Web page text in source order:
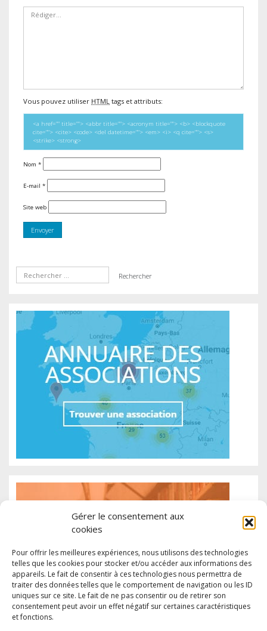
Gérer le consentement aux
cookies
Pour offrir les meilleures expériences, nous utilisons des technologies
telles que les cookies pour stocker et/ou accéder aux informations des
appareils. Le fait de consentir à ces technologies nous permettra de
traiter des données telles que le comportement de navigation ou les ID
uniques sur ce site. Le fait de ne pas consentir ou de retirer son
consentement peut avoir un effet négatif sur certaines caractéristiques
et fonctions.
Vous pouvez utiliser HTML tags et attributs:
<a href="" title=""> <abbr title=""> <acronym title=""> <b> <blockquote
cite=""> <cite> <code> <del datetime=""> <em> <i> <q cite=""> <s>
<strike> <strong>
Nom *
E-mail *
Site web